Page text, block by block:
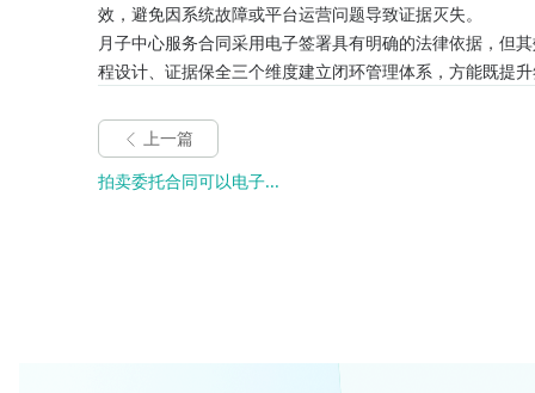
效，避免因系统故障或平台运营问题导致证据灭失。
月子中心服务合同采用电子签署具有明确的法律依据，但
程设计、证据保全三个维度建立闭环管理体系，方能既提
上一篇
拍卖委托合同可以电子...